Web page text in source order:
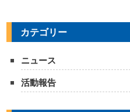
カテゴリー
ニュース
活動報告